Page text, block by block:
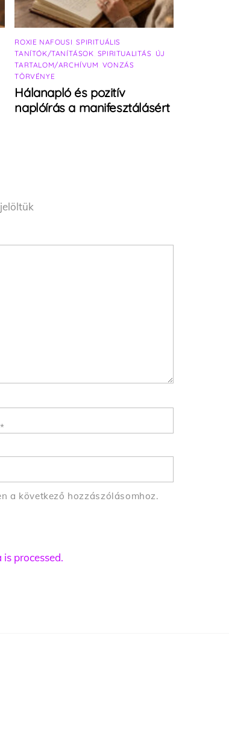
ROXIE NAFOUSI ,SPIRITUÁLIS
TANÍTÓK/TANÍTÁSOK SPIRITUALITÁS ÚJ
TARTALOM/ARCHÍVUM VONZÁS
TÖRVÉNYE
Hálanapló és pozitív
naplóírás a manifesztálásért
*
a következő hozzászólásomhoz.
processed.